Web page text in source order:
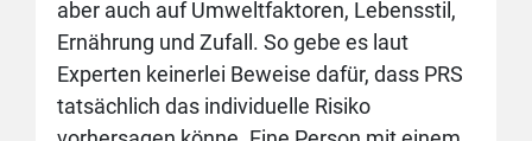
aber auch auf Umweltfaktoren, Lebensstil,
Ernährung und Zufall. So gebe es laut
Experten keinerlei Beweise dafür, dass PRS
tatsächlich das individuelle Risiko